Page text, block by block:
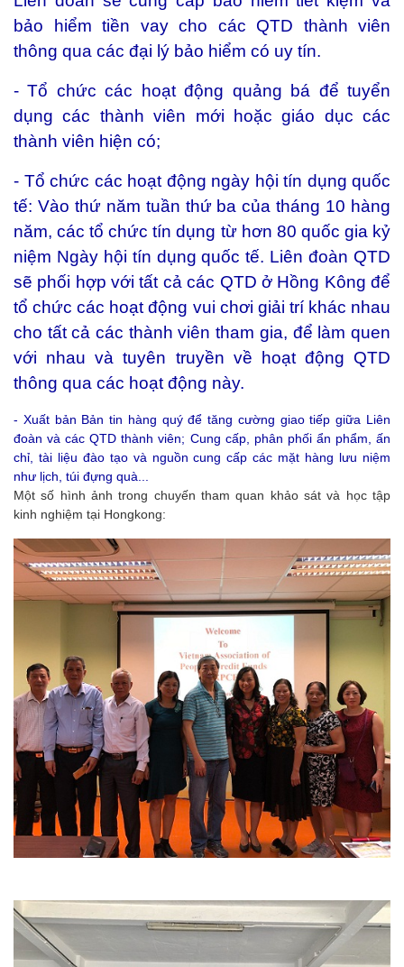
bảo hiểm tiền vay cho các QTD thành viên
thông qua các đại lý bảo hiểm có uy tín.
- Tổ chức các hoạt động quảng bá để tuyển
dụng các thành viên mới hoặc giáo dục các
thành viên hiện có;
- Tổ chức các hoạt động ngày hội tín dụng quốc
tế: Vào thứ năm tuần thứ ba của tháng 10 hàng
năm, các tổ chức tín dụng từ hơn 80 quốc gia kỷ
niệm Ngày hội tín dụng quốc tế. Liên đoàn QTD
sẽ phối hợp với tất cả các QTD ở Hồng Kông để
tổ chức các hoạt động vui chơi giải trí khác nhau
cho tất cả các thành viên tham gia, để làm quen
với nhau và tuyên truyền về hoạt động QTD
thông qua các hoạt động này.
- Xuất bản Bản tin hàng quý để tăng cường giao tiếp giữa Liên
đoàn và các QTD thành viên; Cung cấp, phân phối ẩn phẩm, ấn
chỉ, tài liệu đào tạo và nguồn cung cấp các mặt hàng lưu niệm
như lịch, túi đựng quà...
Một số hình ảnh trong chuyến tham quan khảo sát và học tập
kinh nghiệm tại Hongkong: